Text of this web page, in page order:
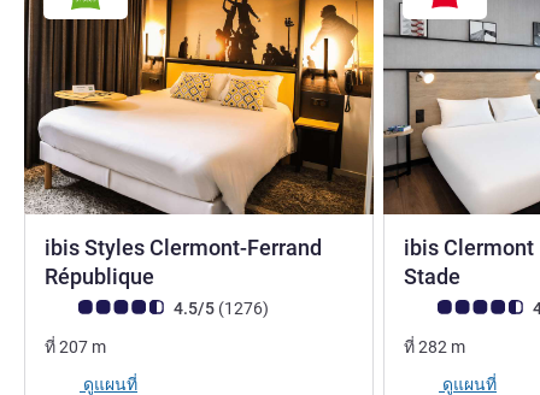
ibis Styles Clermont-Ferrand
République
คะแนนความคิดเห็นจากแขก (เรทติ้งบน ALL)
4.5/5 (1276รีวิว รายการ
)
ที่207 m
ดูแผนที่
ibis Clermont
Stade
คะแนนความคิดเ
ที่282 m
ดูแผนที่